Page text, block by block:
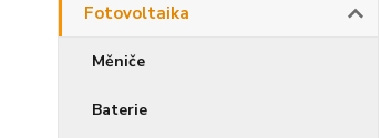
Fotovoltaika
Měniče
Baterie